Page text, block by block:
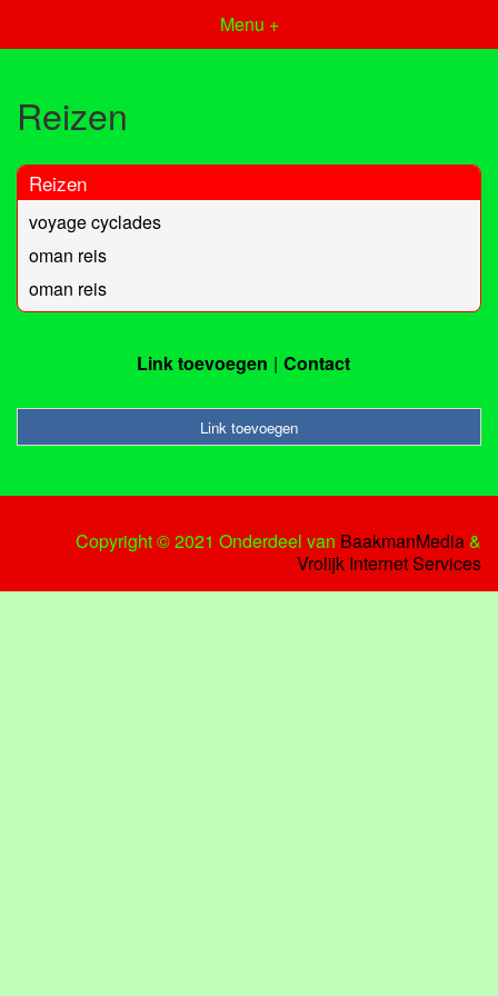
Menu +
Reizen
Reizen
voyage cyclades
oman reis
oman reis
Link toevoegen Contact
Link toevoegen
Copyright © 2021 Onderdeel van BaakmanMedia&
Vrolijk Internet Services